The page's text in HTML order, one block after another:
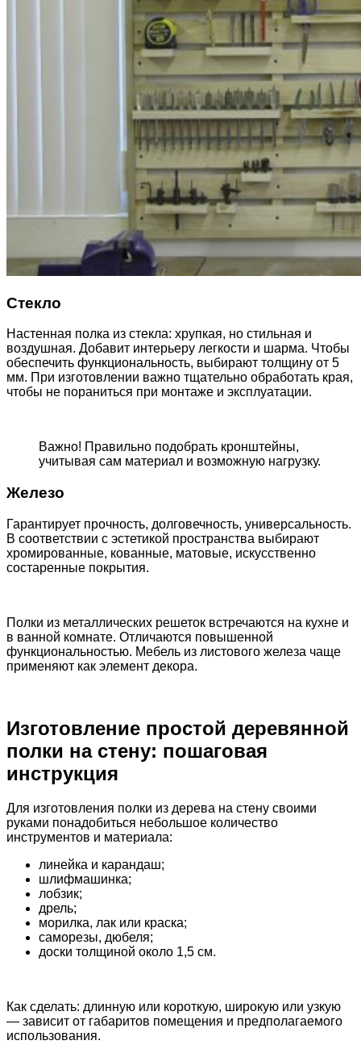
Стекло
Настенная полка из стекла: хрупкая, но стильная и
воздушная. Добавит интерьеру легкости и шарма. Чтобы
обеспечить функциональность, выбирают толщину от 5
мм. При изготовлении важно тщательно обработать края,
чтобы не пораниться при монтаже и эксплуатации.
Важно! Правильно подобрать кронштейны,
учитывая сам материал и возможную нагрузку.
Железо
Гарантирует прочность, долговечность, универсальность.
В соответствии с эстетикой пространства выбирают
хромированные, кованные, матовые, искусственно
состаренные покрытия.
Полки из металлических решеток встречаются на кухне и
в ванной комнате. Отличаются повышенной
функциональностью. Мебель из листового железа чаще
применяют как элемент декора.
Изготовление простой деревянной
полки на стену: пошаговая
инструкция
Для изготовления полки из дерева на стену своими
руками понадобиться небольшое количество
инструментов и материала:
линейка и карандаш;
шлифмашинка;
лобзик;
дрель;
морилка, лак или краска;
саморезы, дюбеля;
доски толщиной около 1,5 см.
Как сделать: длинную или короткую, широкую или узкую
— зависит от габаритов помещения и предполагаемого
использования.